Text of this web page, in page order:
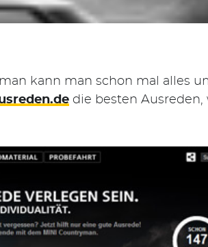
kann man schon mal alles
die besten